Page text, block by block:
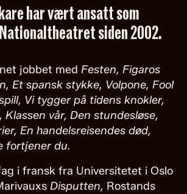
har vært ansatt som
siden 2002.
jobbet med Festen, Figaros
Et spansk stykke, Volpone, Fool
Vi tygger på tidens knokler,
vår, Den stundesløse,
En handelsreisendes død,
fortjener du.
i fransk fra Universitetet i Oslo
Disputten, Rostands